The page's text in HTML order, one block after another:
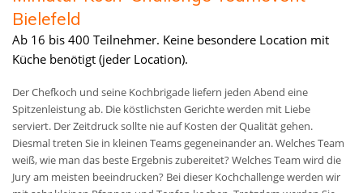
Bielefeld
Ab 16 bis 400 Teilnehmer. Keine besondere Location mit
Küche benötigt (jeder Location).
Der Chefkoch und seine Kochbrigade liefern jeden Abend eine
Spitzenleistung ab. Die köstlichsten Gerichte werden mit Liebe
serviert. Der Zeitdruck sollte nie auf Kosten der Qualität gehen.
Diesmal treten Sie in kleinen Teams gegeneinander an. Welches Team
weiß, wie man das beste Ergebnis zubereitet? Welches Team wird die
Jury am meisten beeindrucken? Bei dieser Kochchallenge werden wir